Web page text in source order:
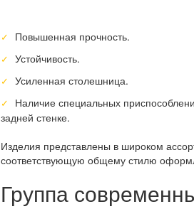
Повышенная прочность.
Устойчивость.
Усиленная столешница.
Наличие специальных
задней стенке.
Изделия представлены в широком
соответствующую общему стилю
Группа